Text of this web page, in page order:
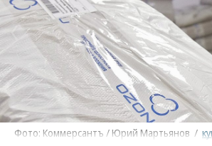
Фото: Коммерсантъ / Юрий Мартьянов /